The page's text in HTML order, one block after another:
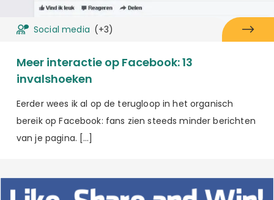
Social media (+3)
Meer interactie op Facebook: 13
invalshoeken
Eerder wees ik al op de terugloop in het organisch
bereik op Facebook: fans zien steeds minder berichten
van je pagina. […]